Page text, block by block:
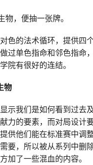
物，便抽一张牌。
色的法术循环，提供四
过单色指命和邻色指命
院有很好的连结。
物
示我们是如何看到过去
力的要素，而对局设计
供他们能在标准赛中调
要，所以被从系列中删
加了一些混血的内容。